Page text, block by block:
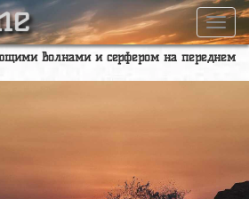
волнами и серфером на переднем